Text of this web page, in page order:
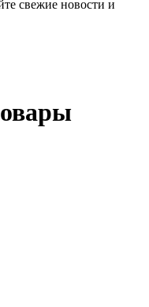
свежие новости и